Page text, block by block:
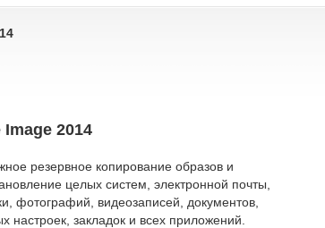
Image 2014
резервное копирование образов и
целых систем, электронной почты,
фотографий, видеозаписей, документов,
настроек, закладок и всех приложений.